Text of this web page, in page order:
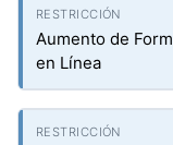
Aumento de
en Línea